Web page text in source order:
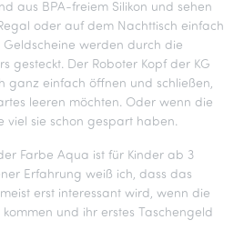
aus BPA-freiem Silikon und sehen
oder auf dem Nachttisch einfach
werden durch die
gesteckt. Der Roboter Kopf der KG
ganz einfach öffnen und schließen,
leeren möchten. Oder wenn die
viel sie schon gespart haben.
Farbe Aqua ist für Kinder ab 3
Erfahrung weiß ich, dass das
erst interessant wird, wenn die
und ihr erstes Taschengeld